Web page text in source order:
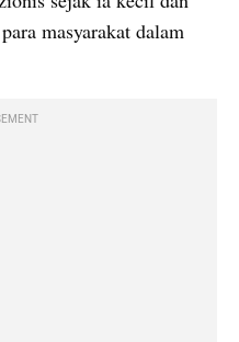
masyarakat dalam